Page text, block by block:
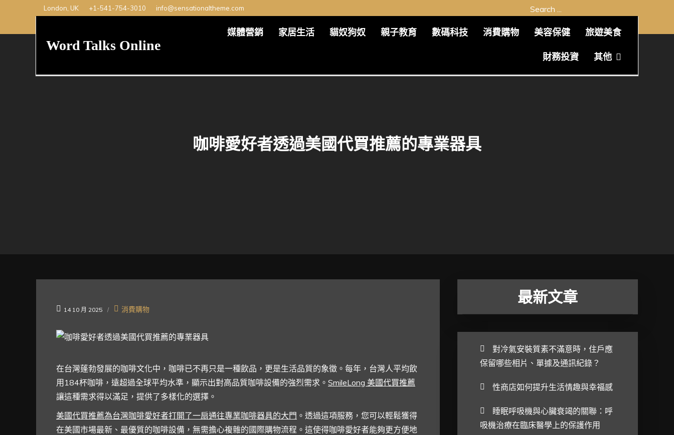
content
London, UK +1-541-754-3010 info@sensationaltheme.com
Search
Word Talks Online
媒體營銷 家居生活 貓奴狗奴 親子教育 數碼科技 消費購物 美容保健 旅遊美食
財務投資 其他
咖啡愛好者透過美國代買推薦的專業器具
14 10 月 2025 消費購物
在台灣蓬勃發展的咖啡文化中，咖啡已不再只是一種飲品，更是生活品質的象徵。每年，台灣人平均飲
用184杯咖啡，遠超過全球平均水準，顯示出對高品質咖啡設備的強烈需求。 SmileLong 美國代買推薦
讓這種需求得以滿足，提供了多樣化的選擇。
美國代買推薦為台灣咖啡愛好者打開了一扇通往專業咖啡器具的大門 。透過這項服務，您可以輕鬆獲得
在美國市場最新、最優質的咖啡設備，無需擔心複雜的國際購物流程。這使得咖啡愛好者能夠更方便地
最新文章
對冷氣安裝質素不滿意時，住戶應
保留哪些相片、單據及通訊紀錄？
性商店如何提升生活情趣與幸福感
睡眠呼吸機與心臟衰竭的關聯：呼
吸機治療在臨床醫學上的保護作用